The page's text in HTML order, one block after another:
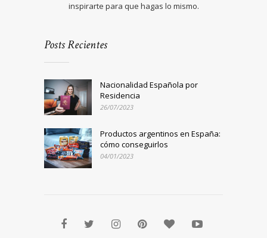
inspirarte para que hagas lo mismo.
Posts Recientes
Nacionalidad Española por
Residencia
26/07/2023
Productos argentinos en España:
cómo conseguirlos
04/01/2023